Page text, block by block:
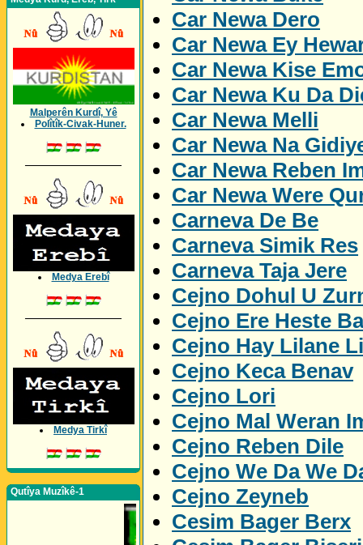
Malperên Kurdî, Yê
Polîtîk-Civak-Huner.
Medya Erebî
Medya Tirkî
Qutîya Muzîkê-1
Car Newa Dero
Car Newa Ey
Car Newa Kise
Car Newa Ku Da
Car Newa Melli
Car Newa Na
Car Newa Reben
Car Newa Were
Carneva De Be
Carneva Simik Res
Carneva Taja Jere
Cejno Dohul U
Cejno Ere Heste
Cejno Hay Lilane
Cejno Keca Benav
Cejno Lori
Cejno Mal Weran
Cejno Reben Dile
Cejno We Da We
Cejno Zeyneb
Cesim Bager Berx